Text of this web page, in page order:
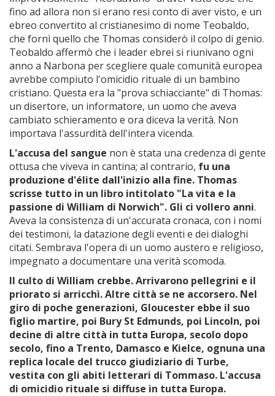
fino ad allora non si erano resi conto di aver visto, e un
ebreo convertito al cristianesimo di nome Teobaldo,
che fornì quello che Thomas considerò il colpo di genio.
Teobaldo affermò che i leader ebrei si riunivano ogni
anno a Narbona per scegliere quale comunità europea
avrebbe compiuto l'omicidio rituale di un bambino
cristiano. Questa era la "prova schiacciante" di Thomas:
un disertore, un informatore, un uomo che aveva
cambiato schieramento e ora diceva la verità. Non
importava l'assurdità dell'intera vicenda.
L'accusa del sangue non è stata una credenza di gente
ottusa che viveva in cantina; al contrario, fu una
produzione d'élite dall'inizio alla fine. Thomas
scrisse tutto in un libro intitolato "La vita e la
passione di William di Norwich". Gli ci vollero anni.
Aveva la consistenza di un'accurata cronaca, con i nomi
dei testimoni, la datazione degli eventi e dei dialoghi
citati. Sembrava l'opera di un uomo austero e religioso,
impegnato a documentare una verità scomoda.
Il culto di William crebbe. Arrivarono pellegrini e il
priorato si arricchì. Altre città se ne accorsero. Nel
giro di poche generazioni, Gloucester ebbe il suo
figlio martire, poi Bury St Edmunds, poi Lincoln, poi
decine di altre città in tutta Europa, secolo dopo
secolo, fino a Trento, Damasco e Kielce, ognuna una
replica locale del trucco giudiziario di Turbe,
vestita con gli abiti letterari di Tommaso. L'accusa
di omicidio rituale si diffuse in tutta Europa.